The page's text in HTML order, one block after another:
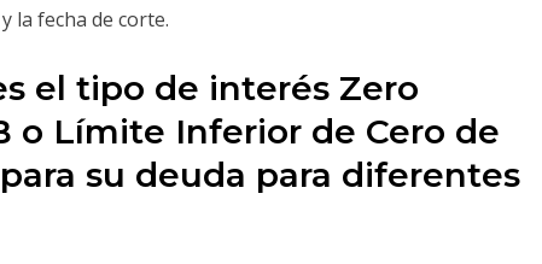
la fecha de corte.
el tipo de interés Zero
o Límite Inferior de Cero de
su deuda para diferentes